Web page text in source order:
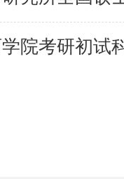
院考研初试